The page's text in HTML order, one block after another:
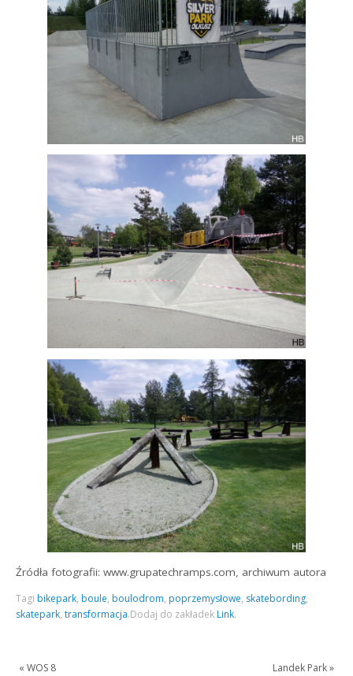
Źródła fotografii: www.grupatechramps.com, archiwum autora
Tagi bikepark, boule, boulodrom, poprzemysłowe, skatebording,
skatepark,transformacja.Dodaj do zakładek Link.
« WOS 8 Landek Park»